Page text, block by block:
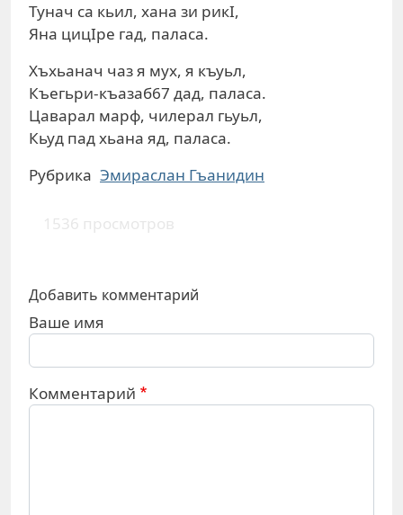
Тунач са кьил, хана зи рикI,
Яна цицIре гад, паласа.
Хъхьанач чаз я мух, я къуьл,
Къегьри-къазаб67 дад, паласа.
Цаварал марф, чилерал гьуьл,
Кьуд пад хьана яд, паласа.
Рубрика Эмираслан Гъанидин
1536 просмотров
Добавить комментарий
Ваше имя
Комментарий